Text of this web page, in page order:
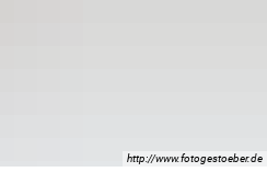
http://www.fotogestoeber.de